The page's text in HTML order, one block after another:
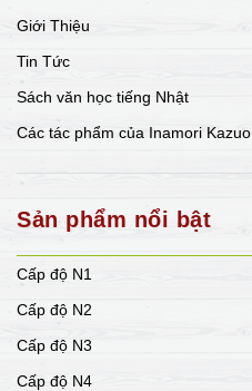
Giới Thiệu
Tin Tức
Sách văn học tiếng Nhật
Các tác phẩm của Inamori Kazuo
Sản phẩm nổi bật
Cấp độ N1
Cấp độ N2
Cấp độ N3
Cấp độ N4